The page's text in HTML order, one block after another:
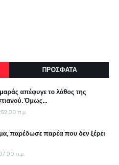
ΠΡΟΣΦΑΤΑ
απέφυγε το λάθος της
Όμως...
π.μ.
παρέδωσε παρέα που δεν ξέρει
π.μ.